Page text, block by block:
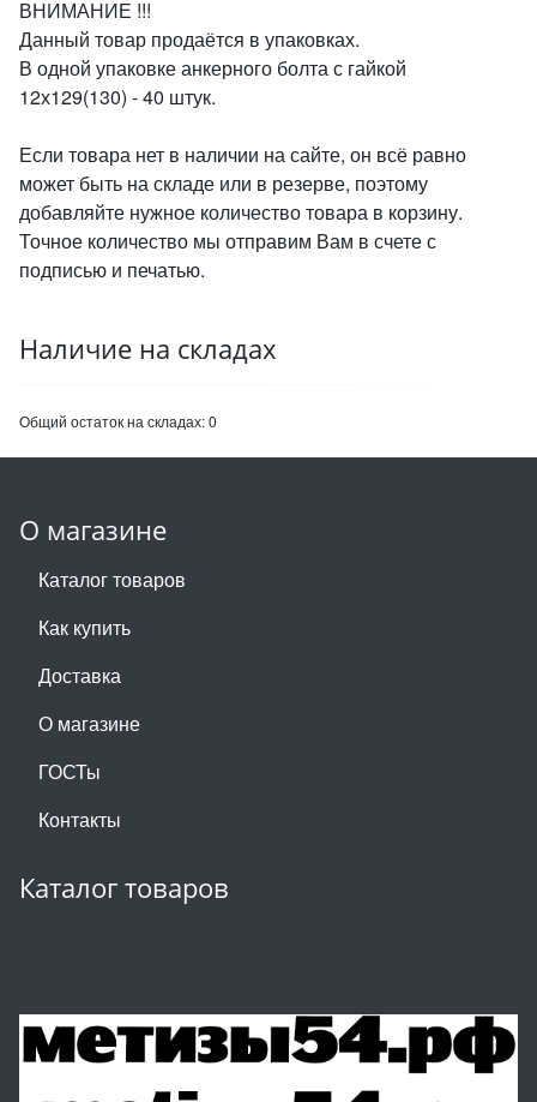
ВНИМАНИЕ !!!
Данный товар продаётся в упаковках.
В одной упаковке анкерного болта с гайкой
12х129(130) - 40 штук.
Если товара нет в наличии на сайте, он всё равно
может быть на складе или в резерве, поэтому
добавляйте нужное количество товара в корзину.
Точное количество мы отправим Вам в счете с
подписью и печатью.
Наличие на складах
Общий остаток на складах:0
О магазине
Каталог товаров
Как купить
Доставка
О магазине
ГОСТы
Контакты
Каталог товаров